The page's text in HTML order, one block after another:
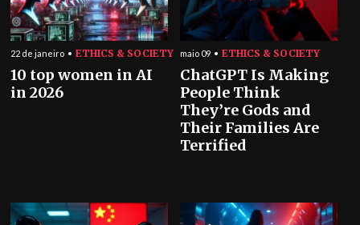
22 de janeiro ETHICS & SOCIETY
10 top women in AI
in 2026
maio 09 ETHICS & SOCIETY
ChatGPT Is Making
People Think
They’re Gods and
Their Families Are
Terrified